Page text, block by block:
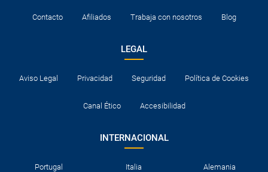
Contacto Afiliados Trabaja con nosotros Blog
LEGAL
Aviso Legal Privacidad Seguridad Política de Cookies
Canal Ético Accesibilidad
INTERNACIONAL
Portugal Italia Alemania